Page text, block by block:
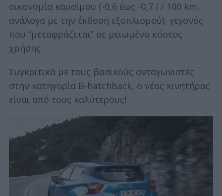
οικονομία καυσίμου (-0,6 έως -0,7 l / 100 km,
ανάλογα με την έκδοση εξοπλισμού), γεγονός
που “μεταφράζεται” σε μειωμένο κόστος
χρήσης.
Συγκριτικά με τους βασικούς ανταγωνιστές
στην κατηγορία B-hatchback, ο νέος κινητήρας
είναι από τους καλύτερους!